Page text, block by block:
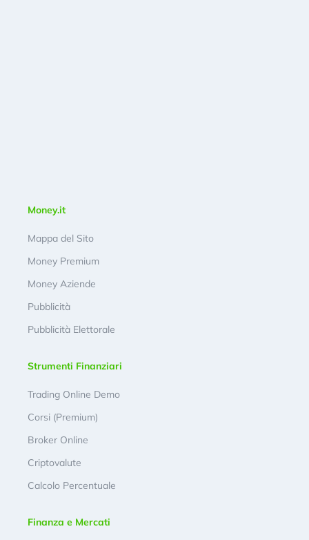
Money.it
Mappa del Sito
Money Premium
Money Aziende
Pubblicità
Pubblicità Elettorale
Strumenti Finanziari
Trading Online Demo
Corsi (Premium)
Broker Online
Criptovalute
Calcolo Percentuale
Finanza e Mercati